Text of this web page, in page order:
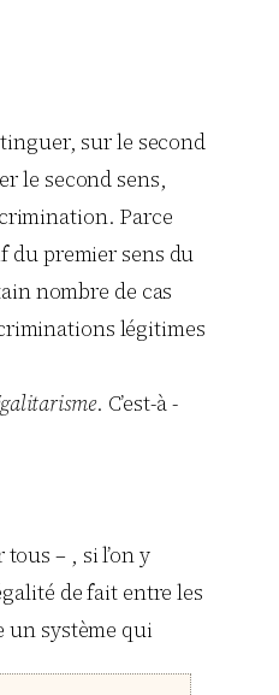
sur le second
le second sens,
Parce
du premier sens du
nombre de cas
légitimes
. C’est-à -
– , si l’on y
de fait entre les
système qui